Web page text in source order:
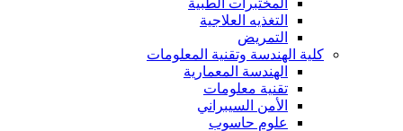
المختبرات الطبية
التغذيه العلاجية
التمريض
كلية الهندسة وتقنية المعلومات
الهندسة المعمارية
تقنية معلومات
الأمن السيبراني
علوم حاسوب